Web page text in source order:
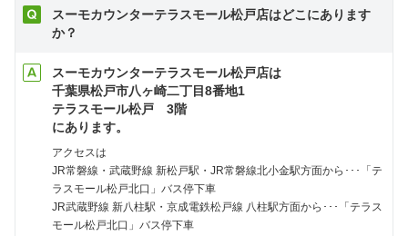
スーモカウンターテラスモール松戸店はどこにあります
か？
スーモカウンターテラスモール松戸店は
千葉県松戸市八ヶ崎二丁目8番地1
テラスモール松戸 3階
にあります。
アクセスは
JR常磐線・武蔵野線 新松戸駅・JR常磐線北小金駅方面から･･･「テ
ラスモール松戸北口」バス停下車
JR武蔵野線 新八柱駅・京成電鉄松戸線 八柱駅方面から･･･「テラス
モール松戸北口」バス停下車